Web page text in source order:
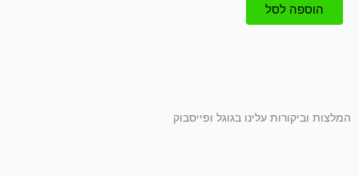
הוספה לסל
המלצות וביקורות עלינו בגוגל ופייסבוק